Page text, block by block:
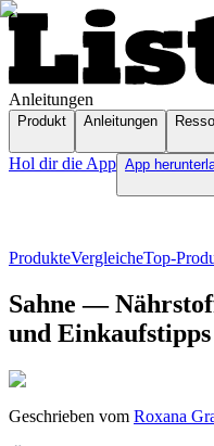
Anleitungen
Produkt Anleitungen
Hol dir die App App
ProdukteVergleicheTop-
Sahne —
und Einkaufstipps
Geschrieben vom Roxana